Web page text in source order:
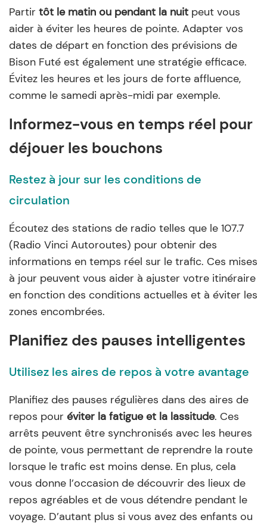
Partir tôt le matin ou pendant la nuit peut vous
aider à éviter les heures de pointe. Adapter vos
dates de départ en fonction des prévisions de
Bison Futé est également une stratégie efficace.
Évitez les heures et les jours de forte affluence,
comme le samedi après-midi par exemple.
Informez-vous en temps réel pour
déjouer les bouchons
Restez à jour sur les conditions de
circulation
Écoutez des stations de radio telles que le 107.7
(Radio Vinci Autoroutes) pour obtenir des
informations en temps réel sur le trafic. Ces mises
à jour peuvent vous aider à ajuster votre itinéraire
en fonction des conditions actuelles et à éviter les
zones encombrées.
Planifiez des pauses intelligentes
Utilisez les aires de repos à votre avantage
Planifiez des pauses régulières dans des aires de
repos pour éviter la fatigue et la lassitude. Ces
arrêts peuvent être synchronisés avec les heures
de pointe, vous permettant de reprendre la route
lorsque le trafic est moins dense. En plus, cela
vous donne l’occasion de découvrir des lieux de
repos agréables et de vous détendre pendant le
voyage. D’autant plus si vous avez des enfants ou